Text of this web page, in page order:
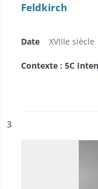
Feldkirch
Date XVIIIe siècle
Contexte : 5C
n°
3